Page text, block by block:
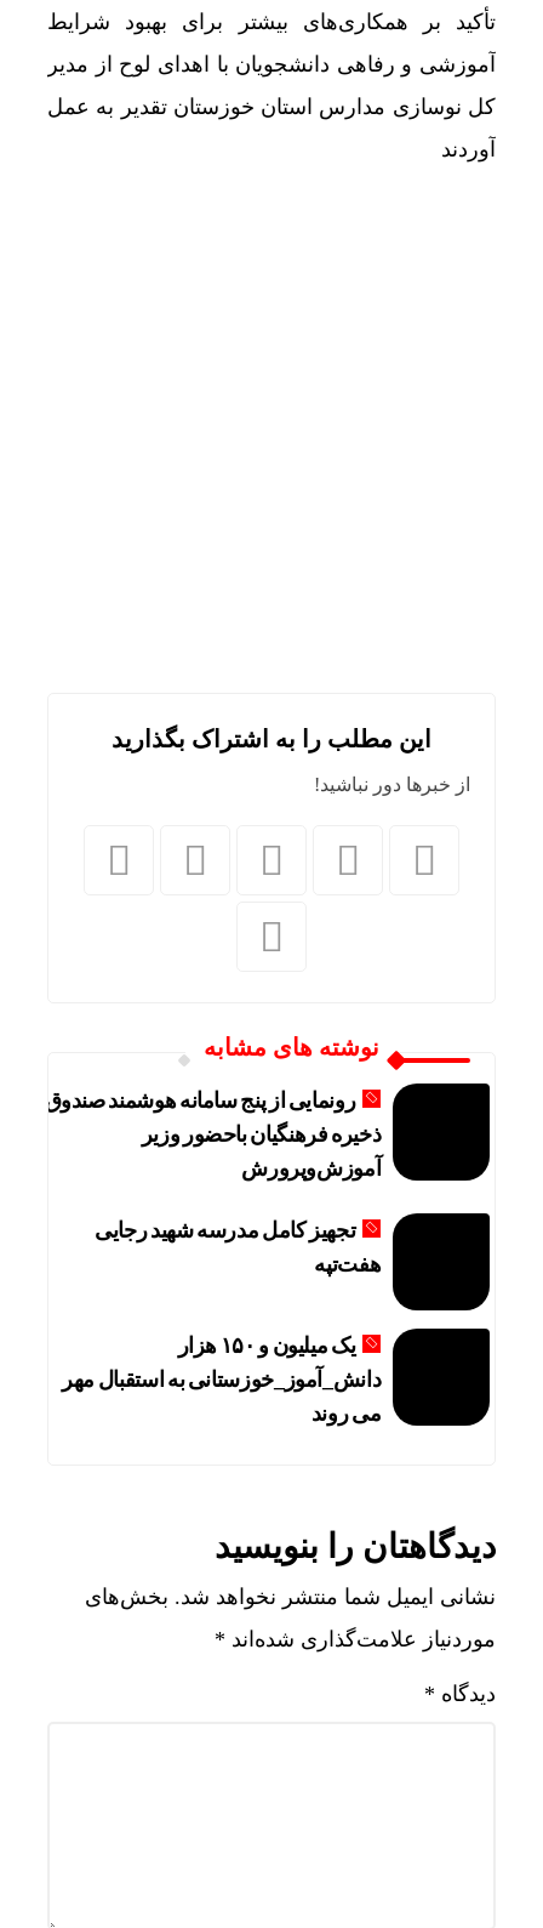
تأکید بر همکاری‌های بیشتر برای بهبود شرایط
آموزشی و رفاهی دانشجویان با اهدای لوح از مدیر
کل نوسازی مدارس استان خوزستان تقدیر به عمل
آوردند
این مطلب را به اشتراک بگذارید
از خبرها دور نباشید!
نوشته های مشابه
رونمایی از پنج سامانه هوشمند صندوق
ذخیره فرهنگیان باحضور وزیر
آموزش‌وپرورش
تجهیز کامل مدرسه شهید رجایی
هفت‌تپه
یک میلیون و ۱۵۰ هزار
دانش_آموز_خوزستانی به استقبال مهر
می روند
دیدگاهتان را بنویسید
نشانی ایمیل شما منتشر نخواهد شد. بخش‌های
موردنیاز علامت‌گذاری شده‌اند *
دیدگاه *